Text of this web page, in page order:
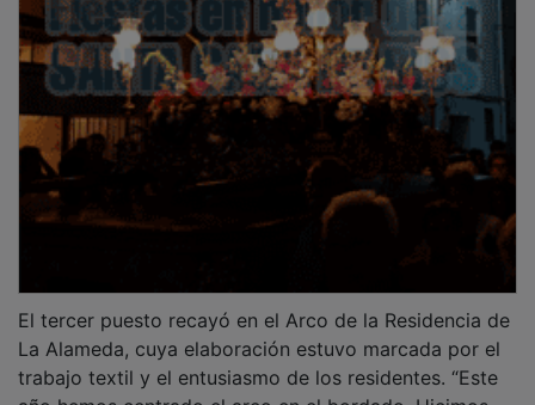
La Alameda, cuya elaboración estuvo marcada por el
trabajo textil y el entusiasmo de los residentes. “Este
año hemos centrado el arco en el bordado. Hicimos